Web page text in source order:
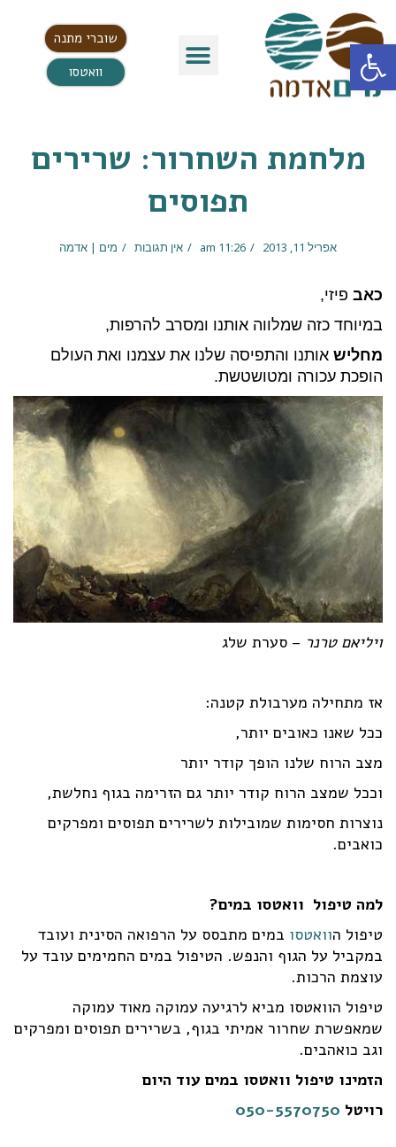
פתח סרגל נגישות
שוברי מתנה
וואטסו
מלחמת השחרור: שרירים
תפוסים
אפריל 11, 2013 11:26 am אין תגובות מים | אדמה
כאב פיזי,
במיוחד כזה שמלווה אותנו ומסרב להרפות,
מחליש אותנו והתפיסה שלנו את עצמנו ואת העולם
הופכת עכורה ומטושטשת.
ויליאם טרנר – סערת שלג
אז מתחילה מערבולת קטנה:
ככל שאנו כאובים יותר,
מצב הרוח שלנו הופך קודר יותר
וככל שמצב הרוח קודר יותר גם הזרימה בגוף נחלשת,
נוצרות חסימות שמובילות לשרירים תפוסים ומפרקים
כואבים.
למה טיפול וואטסו במים?
טיפול הוואטסו במים מתבסס על הרפואה הסינית ועובד
במקביל על הגוף והנפש. הטיפול במים החמימים עובד על
עוצמת הרכות.
טיפול הוואטסו מביא לרגיעה עמוקה מאוד עמוקה
שמאפשרת שחרור אמיתי בגוף, בשרירים תפוסים ומפרקים
וגב כואהבים.
הזמינו טיפול וואטסו במים עוד היום
רויטל 050-5570750